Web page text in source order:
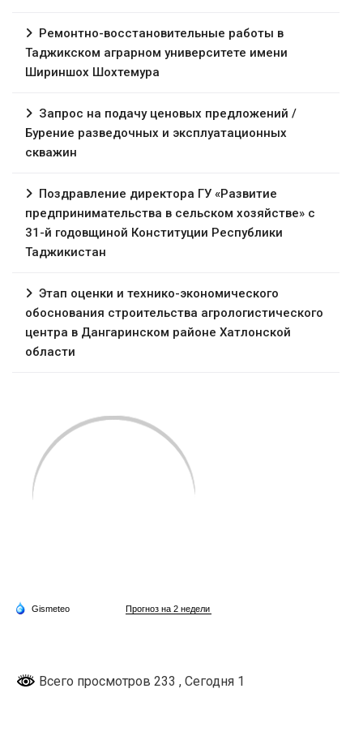
Ремонтно-восстановительные работы в
Таджикском аграрном университете имени
Шириншох Шохтемура
Запрос на подачу ценовых предложений /
Бурение разведочных и эксплуатационных
скважин
Поздравление директора ГУ «Развитие
предпринимательства в сельском хозяйстве» с
31-й годовщиной Конституции Республики
Таджикистан
Этап оценки и технико-экономического
обоснования строительства агрологистического
центра в Дангаринском районе Хатлонской
области
Всего просмотров 233 , Сегодня 1